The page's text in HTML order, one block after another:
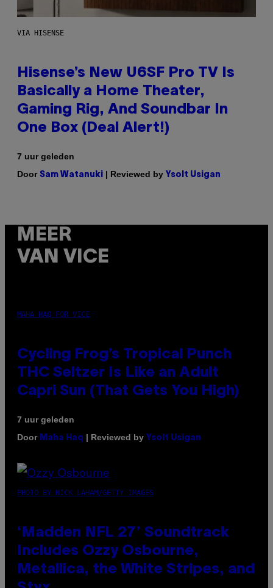
VIA HISENSE
Hisense’s New U6SF Pro TV Is
Basically a Home Theater,
Gaming Rig, And Soundbar In
One Box (Deal Alert!)
7 uur geleden
Door Sam Watanuki | Reviewed by Ysolt Usigan
MEER
VAN VICE
MAHA HAQ FOR VICE
Cycling Frog’s Tropical Punch
THC Seltzer Is Like an Adult
Capri Sun (That Gets You High)
7 uur geleden
Door Maha Haq | Reviewed by Ysolt Usigan
PHOTO BY NICK LAHAM/GETTY IMAGES
‘Madden NFL 27’ Soundtrack
Includes Ozzy Osbourne,
Metallica, the White Stripes, and